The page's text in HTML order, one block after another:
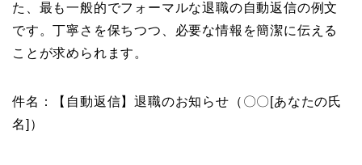
た、最も一般的でフォーマルな退職の自動返信の例文
です。丁寧さを保ちつつ、必要な情報を簡潔に伝える
ことが求められます。
件名：【自動返信】退職のお知らせ（〇〇[あなたの氏
名]）